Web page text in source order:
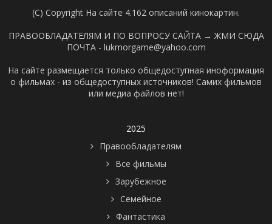
(C) Copyright На сайте 4.162 описаний кинокартин.
ПРАВООБЛАДАТЕЛЯМ И ПО ВОПРОСУ САЙТА → ЖМИ СЮДА
ПОЧТА - lukmorgame@yahoo.com
На сайте размещается только общедоступная иноформация
о фильмах - из общедоступных источников! Самих фильмов
или медиа файлов нет!
2025
Правообладателям
Все фильмы
Зарубежное
Семейное
Фантастика